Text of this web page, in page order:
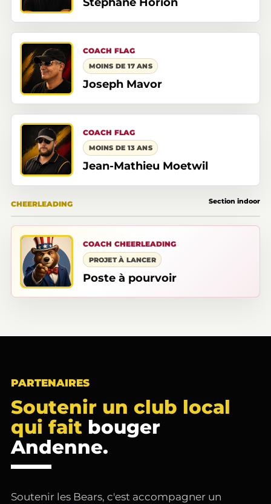
COACH FLAG
MOINS DE 17 ANS
Joseph Mavor
COACH FLAG
MOINS DE 13 ANS
Jean-Mathieu Moetwil
CHEERLEADING Section indoor
COACH CHEERLEADING
PROJET À LANCER
Poste à pourvoir
PARTENAIRES
Soutenir un club local
qui fait bouger
Andenne.
Soutenir les Bears, c'est accompagner un